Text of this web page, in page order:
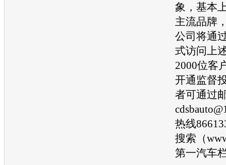
象，基本
主流品牌
公司将通
式访问上
2000位客
开通监督
者可通过
热线
搜索（
第一汽车